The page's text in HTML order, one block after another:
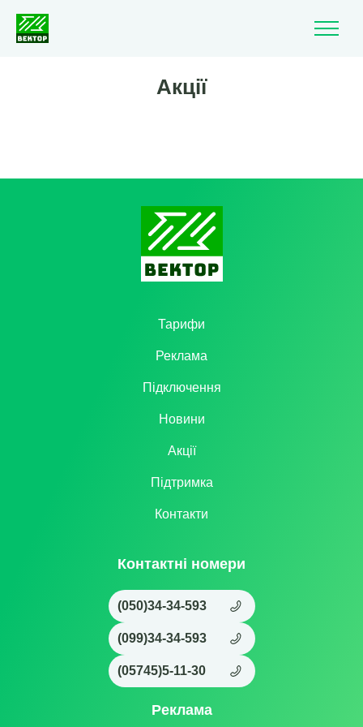
Акції
Тарифи
Реклама
Підключення
Новини
Акції
Підтримка
Контакти
Контактні номери
(050)34-34-593
(099)34-34-593
(05745)5-11-30
Реклама